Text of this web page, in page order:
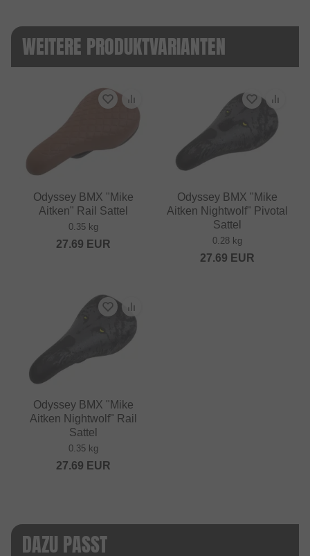
WEITERE PRODUKTVARIANTEN
Odyssey BMX "Mike
Aitken" Rail Sattel
0.35 kg
27.69 EUR
Odyssey BMX "Mike
Aitken Nightwolf" Pivotal
Sattel
0.28 kg
27.69 EUR
Odyssey BMX "Mike
Aitken Nightwolf" Rail
Sattel
0.35 kg
27.69 EUR
DAZU PASST